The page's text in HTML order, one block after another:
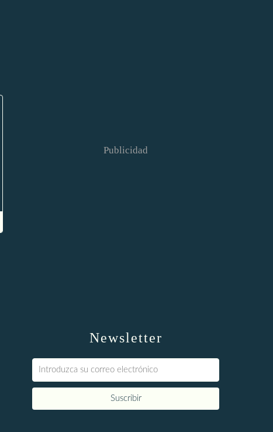
Newsletter
Publicidad